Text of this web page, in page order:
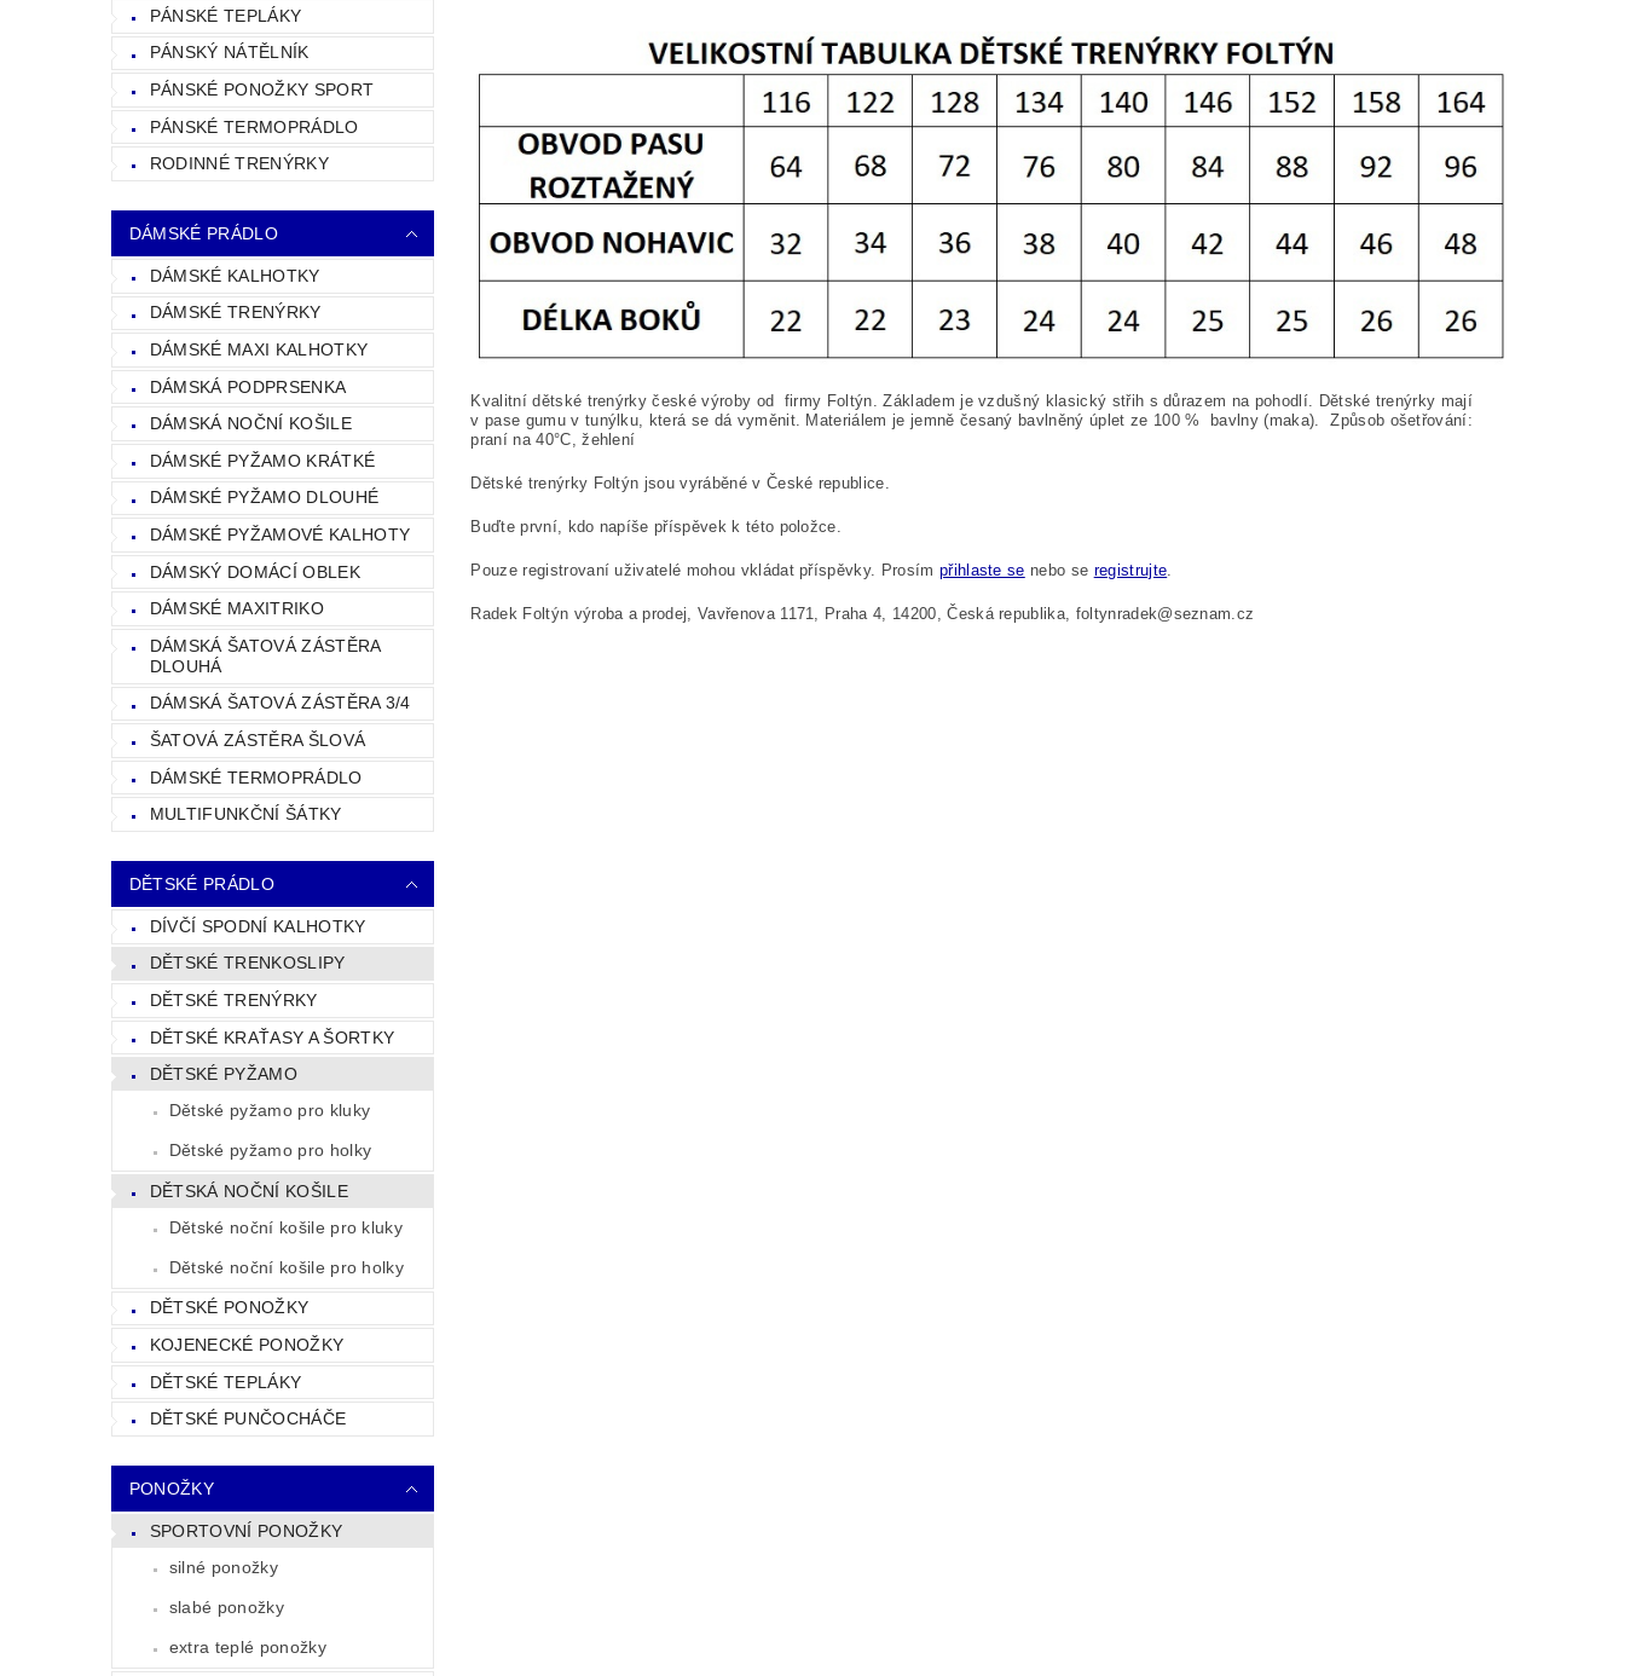
PÁNSKÉ TEPLÁKY
PÁNSKÝ NÁTĚLNÍK
PÁNSKÉ PONOŽKY SPORT
PÁNSKÉ TERMOPRÁDLO
RODINNÉ TRENÝRKY
DÁMSKÉ PRÁDLO
DÁMSKÉ KALHOTKY
DÁMSKÉ TRENÝRKY
DÁMSKÉ MAXI KALHOTKY
DÁMSKÁ PODPRSENKA
DÁMSKÁ NOČNÍ KOŠILE
DÁMSKÉ PYŽAMO KRÁTKÉ
DÁMSKÉ PYŽAMO DLOUHÉ
DÁMSKÉ PYŽAMOVÉ KALHOTY
DÁMSKÝ DOMÁCÍ OBLEK
DÁMSKÉ MAXITRIKO
DÁMSKÁ ŠATOVÁ ZÁSTĚRA
DLOUHÁ
DÁMSKÁ ŠATOVÁ ZÁSTĚRA 3/4
ŠATOVÁ ZÁSTĚRA ŠLOVÁ
DÁMSKÉ TERMOPRÁDLO
MULTIFUNKČNÍ ŠÁTKY
DĚTSKÉ PRÁDLO
DÍVČÍ SPODNÍ KALHOTKY
DĚTSKÉ TRENKOSLIPY
DĚTSKÉ TRENÝRKY
DĚTSKÉ KRAŤASY A ŠORTKY
DĚTSKÉ PYŽAMO
Dětské pyžamo pro kluky
Dětské pyžamo pro holky
DĚTSKÁ NOČNÍ KOŠILE
Dětské noční košile pro kluky
Dětské noční košile pro holky
DĚTSKÉ PONOŽKY
KOJENECKÉ PONOŽKY
DĚTSKÉ TEPLÁKY
DĚTSKÉ PUNČOCHÁČE
PONOŽKY
SPORTOVNÍ PONOŽKY
silné ponožky
slabé ponožky
extra teplé ponožky
Kvalitní dětské trenýrky české výroby od firmy Foltýn. Základem je vzdušný klasický střih s důrazem na pohodlí. Dětské trenýrky mají
v pase gumu v tunýlku, která se dá vyměnit. Materiálem je jemně česaný bavlněný úplet ze 100 %
bavlny (maka). Způsob ošetřování:
praní na40°C, žehlení
Dětské trenýrky Foltýn jsou vyráběné v České republice.
Buďte první, kdo napíše příspěvek k této položce.
Pouze registrovaní uživatelé mohou vkládat příspěvky. Prosím přihlaste se nebo se registrujte.
Radek Foltýn výroba a prodej, Vavřenova 1171, Praha 4, 14200, Česká republika, foltynradek@seznam.cz